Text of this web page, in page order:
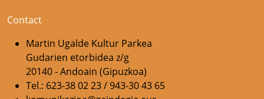
Contact
Martin Ugalde Kultur Parkea
Gudarien etorbidea z/g
20140 - Andoain (Gipuzkoa)
Tel.: 623-38 02 23 / 943-30 43 65